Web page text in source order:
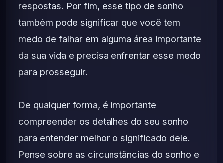
respostas. Por fim, esse tipo de sonho
também pode significar que você tem
medo de falhar em alguma área importante
da sua vida e precisa enfrentar esse medo
para prosseguir.
De qualquer forma, é importante
compreender os detalhes do seu sonho
para entender melhor o significado dele.
Pense sobre as circunstâncias do sonho e